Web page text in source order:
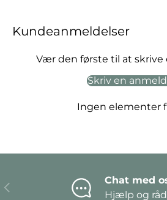
Kundeanmeldelser
Vær den første til at skrive
Skriv en
Ingen elementer
Forrige
Chat med
Hjælp og